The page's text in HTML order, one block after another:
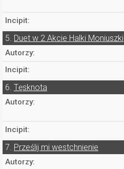
Incipit:
5. Duet w 2 Akcie Halki Moniuszki
Autorzy:
Incipit:
6. Tęsknota
Autorzy:
Incipit:
7. Prześlij mi westchnienie
Autorzy: